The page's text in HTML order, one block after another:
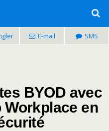
E-mail SMS
BYOD avec
en